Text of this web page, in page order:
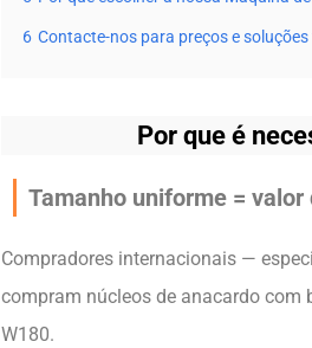
6 Contacte-nos para preços e
Por que é
Tamanho uniforme =
Compradores internacionais —
compram núcleos de anacardo com
W180.